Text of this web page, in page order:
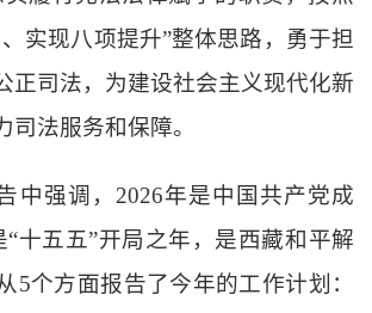
实现八项提升”整体思路，勇于担
正司法，为建设社会主义现代化新
司法服务和保障。
中强调， 2026年是中国共产党成
“十五五”开局之年，是西藏和平解
5个方面报告了今年的工作计划：